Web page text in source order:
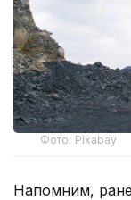
Фото: Рixabaу
Напомним,